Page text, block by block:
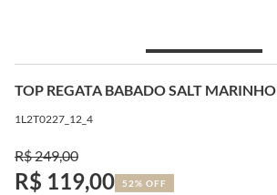
TOP REGATA BABADO SALT MARINHO
1L2T0227_12_4
R$ 249,00
R$ 119,00 52% OFF